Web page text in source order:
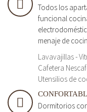
Todos los
funcional
menaje de
Lavavajillas -
Cafetera
Utensilios de
Dormitorios